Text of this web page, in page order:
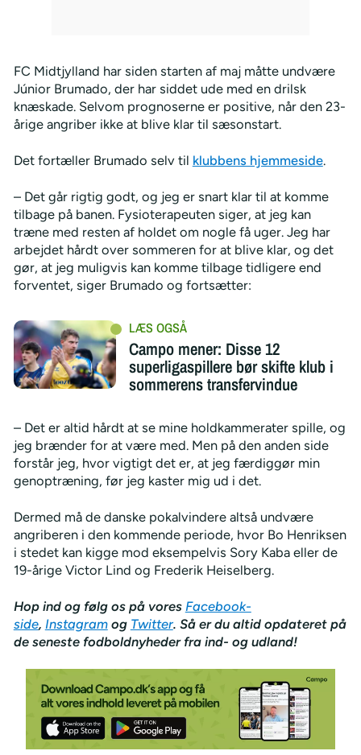
FC Midtjylland har siden starten af maj måtte undvære
Júnior Brumado, der har siddet ude med en drilsk
knæskade. Selvom prognoserne er positive, når den 23-
årige angriber ikke at blive klar til sæsonstart.
Det fortæller Brumado selv til klubbens hjemmeside.
– Det går rigtig godt, og jeg er snart klar til at komme
tilbage på banen. Fysioterapeuten siger, at jeg kan
træne med resten af holdet om nogle få uger. Jeg har
arbejdet hårdt over sommeren for at blive klar, og det
gør, at jeg muligvis kan komme tilbage tidligere end
forventet, siger Brumado og fortsætter:
Campo mener: Disse 12
superligaspillere bør skifte klub i
sommerens transfervindue
– Det er altid hårdt at se mine holdkammerater spille, og
jeg brænder for at være med. Men på den anden side
forstår jeg, hvor vigtigt det er, at jeg færdiggør min
genoptræning, før jeg kaster mig ud i det.
Dermed må de danske pokalvindere altså undvære
angriberen i den kommende periode, hvor Bo Henriksen
i stedet kan kigge mod eksempelvis Sory Kaba eller de
19-årige Victor Lind og Frederik Heiselberg.
Hop ind og følg os på vores Facebook-
side, Instagramog Twitter. Så er du altid opdateret på
de seneste fodboldnyheder fra ind- og udland!